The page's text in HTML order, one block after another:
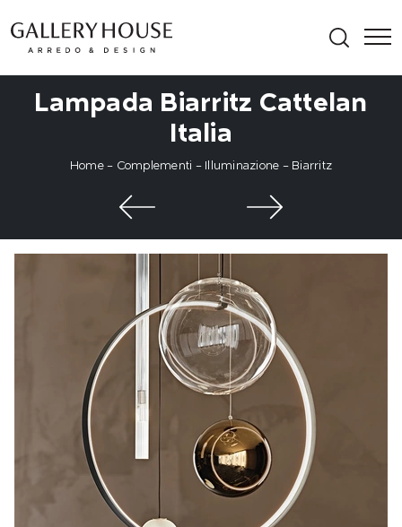
Lampada Biarritz Cattelan
Italia
Home- Complementi - Illuminazione - Biarritz